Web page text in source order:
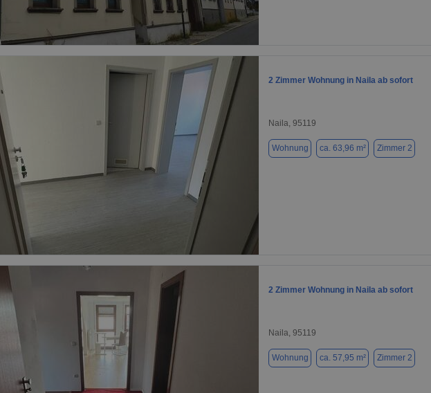
1 / 8
2 Zimmer Wohnung in Naila ab sofort
Naila, 95119
Wohnung ca. 63,96 m² Zimmer 2
2 Zimmer Wohnung in Naila ab sofort
Naila, 95119
Wohnung ca. 57,95 m² Zimmer 2